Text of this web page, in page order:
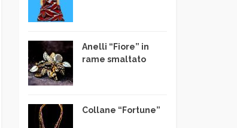
Anelli “Fiore” in
rame smaltato
Collane “Fortune”